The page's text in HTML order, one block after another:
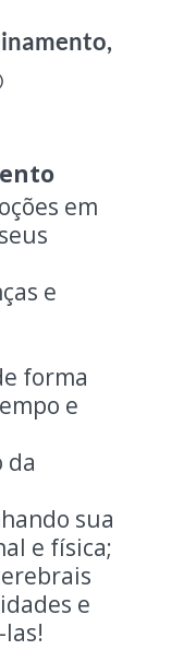
em
e
forma
e
da
sua
e física;
e